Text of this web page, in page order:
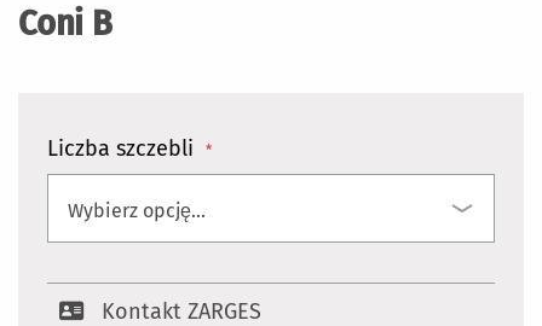
Coni B
Liczba szczebli
Kontakt ZARGES
galerii